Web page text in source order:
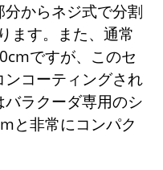
からネジ式で分割
ます。また、通常
ですが、このセ
ンコーティングされ
ラクーダ専用のシ
と非常にコンパク